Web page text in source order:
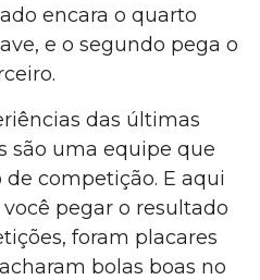
encara o quarto
e o segundo pega o
das últimas
são uma equipe que
competição. E aqui
pegar o resultado
foram placares
bolas boas no